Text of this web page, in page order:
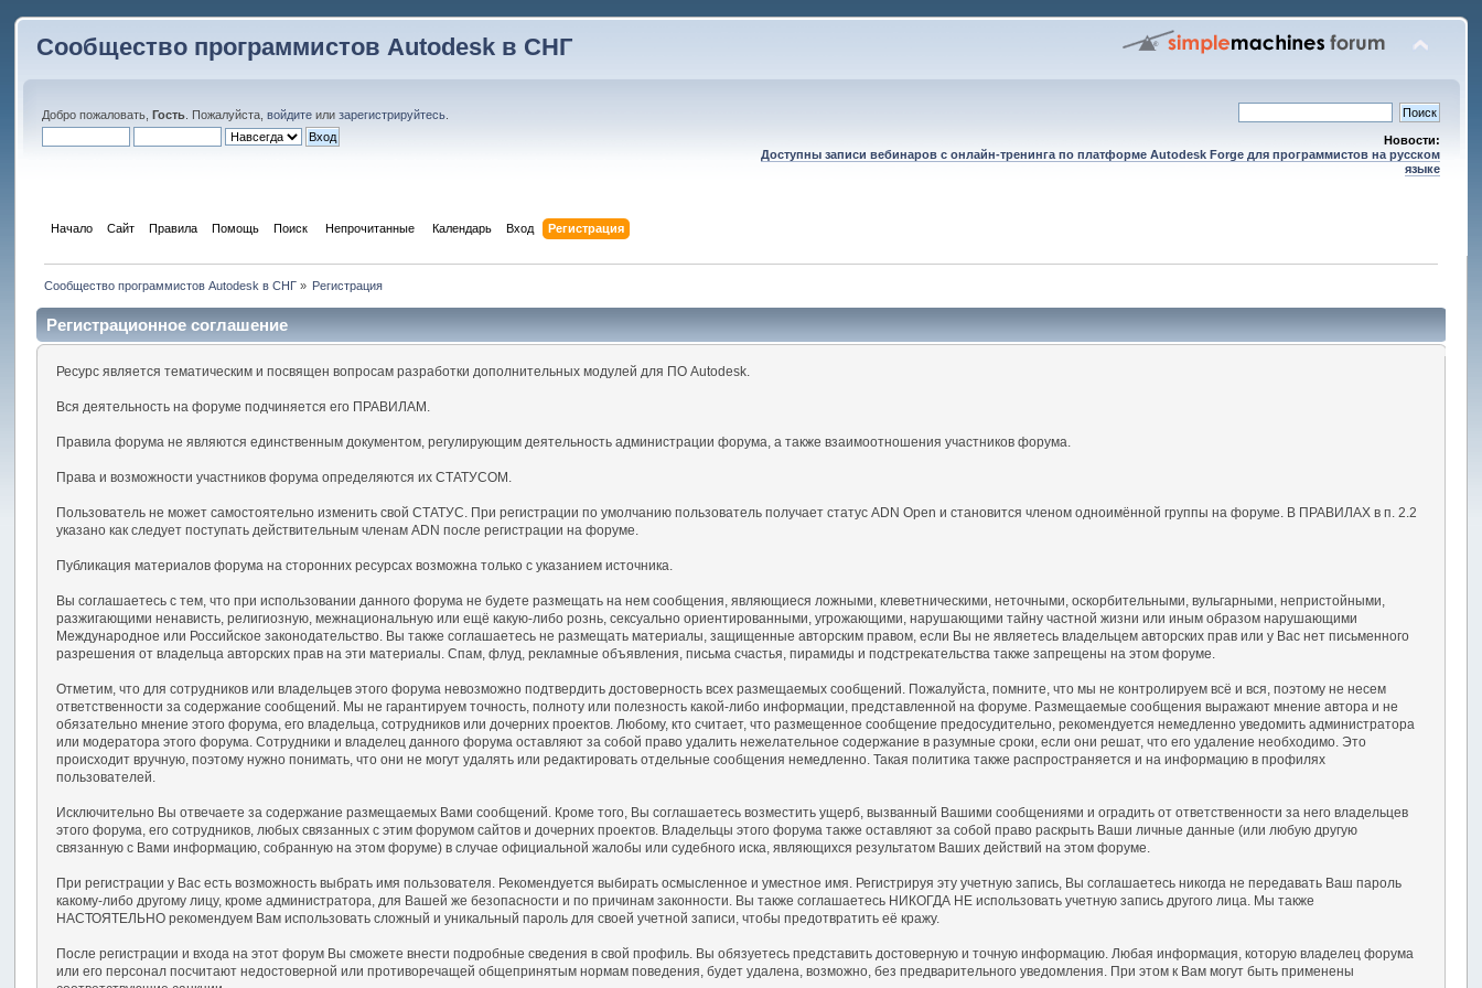
Сообщество программистов Autodesk в СНГ
Добро пожаловать,Гость . Пожалуйста,войдите илизарегистрируйтесь
Новости:
Доступны записи вебинаров с онлайн-тренинга по платформе Autodesk Forge для программистов на русском
языке
Начало Сайт Правила Помощь Поиск Непрочитанные Календарь Вход Регистрация
Сообщество программистов Autodesk в СНГ» Регистрация
Регистрационное соглашение
Ресурс является тематическим и посвящен вопросам разработки дополнительных модулей для ПО Autodesk.
Вся деятельность на форуме подчиняется его ПРАВИЛАМ.
Правила форума не являются единственным документом, регулирующим деятельность администрации форума, а также взаимоотношения участников форума.
Права и возможности участников форума определяются их СТАТУСОМ.
Пользователь не может самостоятельно изменить свой СТАТУС. При регистрации по умолчанию пользователь получает статус ADN Open и становится членом одноимённой группы на форуме. В ПРАВИЛАХ в п. 2.2
указано как следует поступать действительным членам ADN после регистрации на форуме.
Публикация материалов форума на сторонних ресурсах возможна только с указанием источника.
Вы соглашаетесь с тем, что при использовании данного форума не будете размещать на нем сообщения, являющиеся ложными, клеветническими, неточными, оскорбительными, вульгарными, непристойными,
разжигающими ненависть, религиозную, межнациональную или ещё какую-либо рознь, сексуально ориентированными, угрожающими, нарушающими тайну частной жизни или иным образом нарушающими
Международное или Российское законодательство. Вы также соглашаетесь не размещать материалы, защищенные авторским правом, если Вы не являетесь владельцем авторских прав или у Вас нет письменного
разрешения от владельца авторских прав на эти материалы. Спам, флуд, рекламные объявления, письма счастья, пирамиды и подстрекательства также запрещены на этом форуме.
Отметим, что для сотрудников или владельцев этого форума невозможно подтвердить достоверность всех размещаемых сообщений. Пожалуйста, помните, что мы не контролируем всё и вся, поэтому не несем
ответственности за содержание сообщений. Мы не гарантируем точность, полноту или полезность какой-либо информации, представленной на форуме. Размещаемые сообщения выражают мнение автора и не
обязательно мнение этого форума, его владельца, сотрудников или дочерних проектов. Любому, кто считает, что размещенное сообщение предосудительно, рекомендуется немедленно уведомить администратора
или модератора этого форума. Сотрудники и владелец данного форума оставляют за собой право удалить нежелательное содержание в разумные сроки, если они решат, что его удаление необходимо. Это
происходит вручную, поэтому нужно понимать, что они не могут удалять или редактировать отдельные сообщения немедленно. Такая политика также распространяется и на информацию в профилях
пользователей.
Исключительно Вы отвечаете за содержание размещаемых Вами сообщений. Кроме того, Вы соглашаетесь возместить ущерб, вызванный Вашими сообщениями и оградить от ответственности за него владельцев
этого форума, его сотрудников, любых связанных с этим форумом сайтов и дочерних проектов. Владельцы этого форума также оставляют за собой право раскрыть Ваши личные данные (или любую другую
связанную с Вами информацию, собранную на этом форуме) в случае официальной жалобы или судебного иска, являющихся результатом Ваших действий на этом форуме.
При регистрации у Вас есть возможность выбрать имя пользователя. Рекомендуется выбирать осмысленное и уместное имя. Регистрируя эту учетную запись, Вы соглашаетесь никогда не передавать Ваш пароль
какому-либо другому лицу, кроме администратора, для Вашей же безопасности и по причинам законности. Вы также соглашаетесь НИКОГДА НЕ использовать учетную запись другого лица. Мы также
НАСТОЯТЕЛЬНО рекомендуем Вам использовать сложный и уникальный пароль для своей учетной записи, чтобы предотвратить её кражу.
После регистрации и входа на этот форум Вы сможете внести подробные сведения в свой профиль. Вы обязуетесь представить достоверную и точную информацию. Любая информация, которую владелец форума
или его персонал посчитают недостоверной или противоречащей общепринятым нормам поведения, будет удалена, возможно, без предварительного уведомления. При этом к Вам могут быть применены